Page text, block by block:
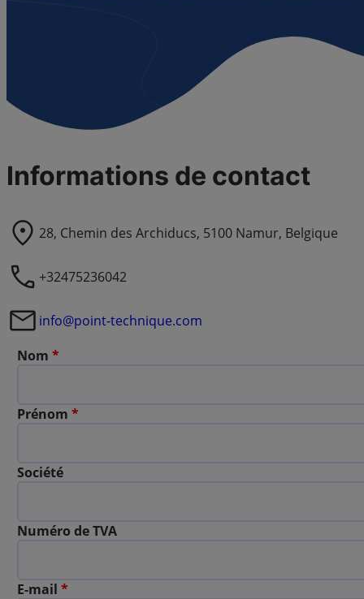
Informations de contact
28, Chemin des Archiducs, 5100 Namur, Belgique
+32475236042
info@point-technique.com
Nom *
Prénom *
Société
Numéro de TVA
E-mail *